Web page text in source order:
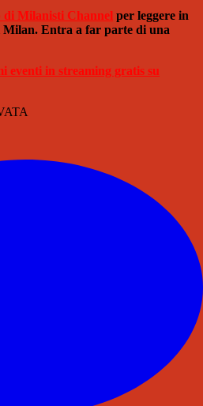
di Milanisti Channel per leggere in
Milan. Entra a far parte di una
eventi in streaming gratis su